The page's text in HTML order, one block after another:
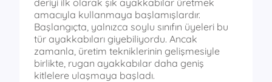
amacıyla kullanmaya başlamışlardır.
Başlangıçta, yalnızca soylu sınıfın üyeleri bu
tür ayakkabıları giyebiliyordu. Ancak
zamanla, üretim tekniklerinin gelişmesiyle
birlikte, rugan ayakkabılar daha geniş
kitlelere ulaşmaya başladı.